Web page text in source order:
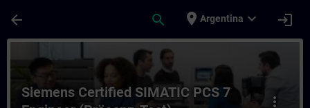
arrow_back search place Argentina expand_more login
Curso - Siemens Certified SIMATIC
more_vert
Siemens Certified SIMATIC PCS 7